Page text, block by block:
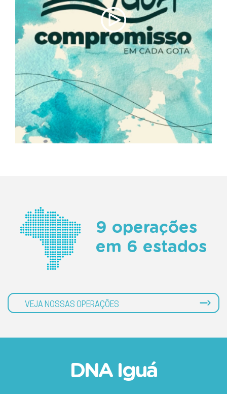
9 operações
em 6 estados
VEJA NOSSAS OPERAÇÕES
DNA Iguá